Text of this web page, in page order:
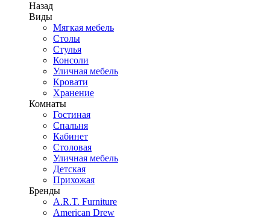
Назад
Виды
Мягкая мебель
Столы
Стулья
Консоли
Уличная мебель
Кровати
Хранение
Комнаты
Гостиная
Спальня
Кабинет
Столовая
Уличная мебель
Детская
Прихожая
Бренды
A.R.T. Furniture
American Drew